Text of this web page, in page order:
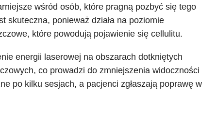
wśród osób, które pragną pozbyć się tego
skuteczna, ponieważ działa na poziomie
które powodują pojawienie się cellulitu.
energii laserowej na obszarach dotkniętych
co prowadzi do zmniejszenia widoczności
po kilku sesjach, a pacjenci zgłaszają poprawę w